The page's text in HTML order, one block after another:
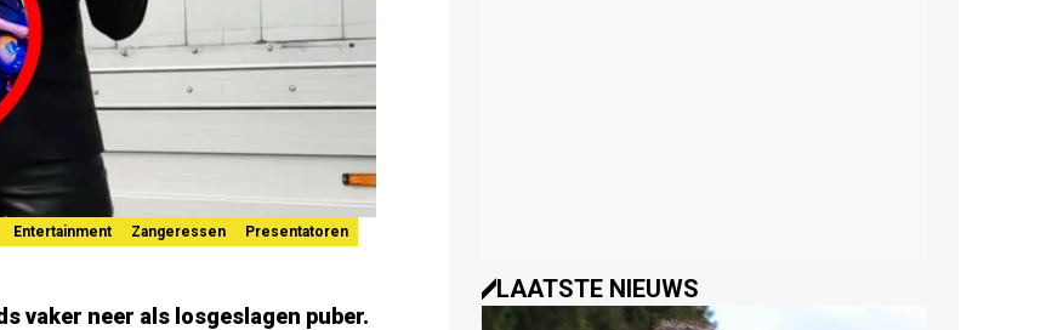
Entertainment Zangeressen
Presentatoren
vaker neer als losgeslagen puber.
LAATSTE NIEUWS